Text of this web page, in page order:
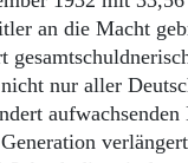
an die Macht
nur aller